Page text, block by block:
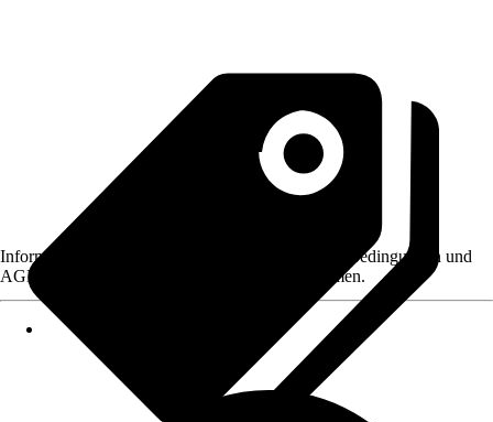
Informationen des Verkäufers, wie z. B. Rückgabebedingungen und
AGB, finden Sie bei Klick auf den Verkäufernamen.